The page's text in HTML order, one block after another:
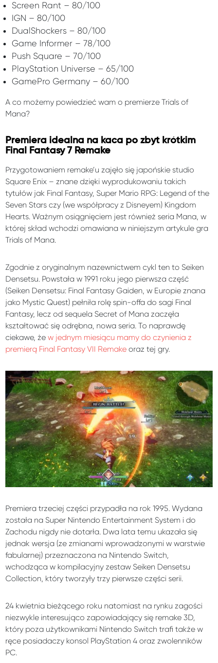
Screen Rant – 80/100
IGN – 80/100
DualShockers – 80/100
Game Informer – 78/100
Push Square – 70/100
PlayStation Universe – 65/100
GamePro Germany – 60/100
A co możemy powiedzieć wam o premierze Trials of
Mana?
Premiera idealna na kaca po zbyt krótkim
Final Fantasy 7 Remake
Przygotowaniem remake’u zajęło się japońskie studio
Square Enix – znane dzięki wyprodukowaniu takich
tytułów jak Final Fantasy, Super Mario RPG: Legend of the
Seven Stars czy (we współpracy z Disneyem) Kingdom
Hearts. Ważnym osiągnięciem jest również seria Mana, w
której skład wchodzi omawiana w niniejszym artykule gra
Trials of Mana.
Zgodnie z oryginalnym nazewnictwem cykl ten to Seiken
Densetsu. Powstała w 1991 roku jego pierwsza część
(Seiken Densetsu: Final Fantasy Gaiden, w Europie znana
jako Mystic Quest) pełniła rolę spin-offa do sagi Final
Fantasy, lecz od sequela Secret of Mana zaczęła
kształtować się odrębna, nowa seria. To naprawdę
ciekawe, żew jednym miesiącu mamy do czynienia z
premierą Final Fantasy VII Remake oraz tej gry.
Premiera trzeciej części przypadła na rok 1995. Wydana
została na Super Nintendo Entertainment System i do
Zachodu nigdy nie dotarła. Dwa lata temu ukazała się
jednak wersja (ze zmianami wprowadzonymi w warstwie
fabularnej) przeznaczona na Nintendo Switch,
wchodząca w kompilacyjny zestaw Seiken Densetsu
Collection, który tworzyły trzy pierwsze części serii.
24 kwietnia bieżącego roku natomiast na rynku zagości
niezwykle interesująco zapowiadający się remake 3D,
który poza użytkownikami Nintendo Switch trafi także w
ręce posiadaczy konsol PlayStation 4 oraz zwolenników
PC.